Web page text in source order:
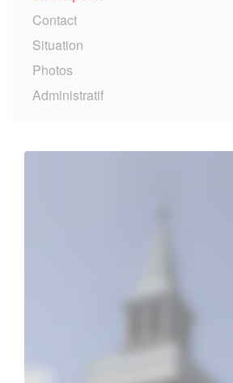
Contact
Situation
Photos
Administratif